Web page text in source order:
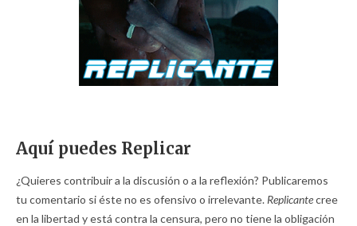
Aquí puedes Replicar
¿Quieres contribuir a la discusión o a la reflexión? Publicaremos
tu comentario si éste no es ofensivo o irrelevante. Replicantecree
en la libertad y está contra la censura, pero no tiene la obligación